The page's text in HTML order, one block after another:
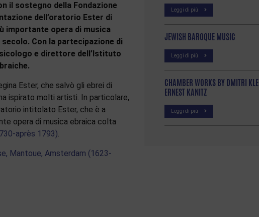
il sostegno della Fondazione
dell’oratorio Ester di
importante opera di musica
Con la partecipazione di
e direttore dell’Istituto
Ester, che salvò gli ebrei di
ispirato molti artisti. In particolare,
intitolato Ester, che è a
opera di musica ebraica colta
après 1793).
Mantoue, Amsterdam (1623-
Leggi di più
JEWISH BAROQUE MUSIC
Leggi di più
CHAMBER WORKS BY DMITRI
ERNEST KANITZ
Leggi di più